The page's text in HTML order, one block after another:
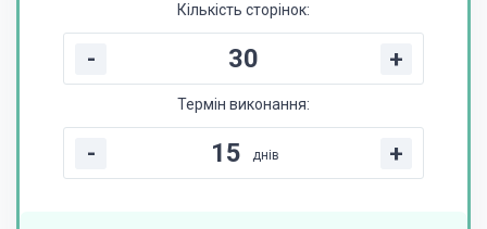
Кількість сторінок:
- +
Термін виконання:
- днів +